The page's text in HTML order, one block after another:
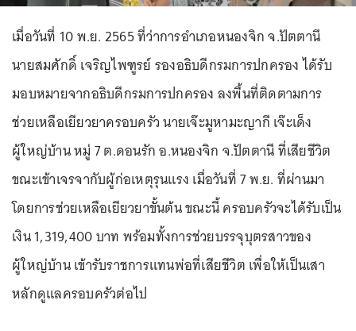
เมื่อวันที่ 10 พ.ย. 2565 ที่ว่าการอำเภอหนองจิก จ.ปัตตานี
นายสมศักดิ์ เจริญไพฑูรย์ รองอธิบดีกรมการปกครอง ได้รับ
มอบหมายจากอธิบดีกรมการปกครอง ลงพื้นที่ติดตามการ
ช่วยเหลือเยียวยาครอบครัว นายเจ๊ะมูหามะญากี เจ๊ะเด็ง
ผู้ใหญ่บ้าน หมู่ 7 ต.ดอนรัก อ.หนองจิก จ.ปัตตานี ที่เสียชีวิต
ขณะเข้าเจรจากับผู้ก่อเหตุรุนแรง เมื่อวันที่ 7 พ.ย. ที่ผ่านมา
โดยการช่วยเหลือเยียวยาขั้นต้น ขณะนี้ ครอบครัวจะได้รับเป็น
เงิน 1,319,400 บาท พร้อมทั้งการช่วยบรรจุบุตรสาวของ
ผู้ใหญ่บ้าน เข้ารับราชการแทนพ่อที่เสียชีวิต เพื่อให้เป็นเสา
หลักดูแลครอบครัวต่อไป